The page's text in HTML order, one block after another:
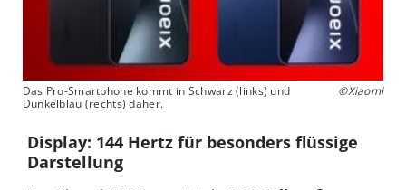
Das Pro-Smartphone kommt in Schwarz (links) und
Dunkelblau (rechts) daher.
©Xiaomi
Display: 144 Hertz für besonders flüssige
Darstellung